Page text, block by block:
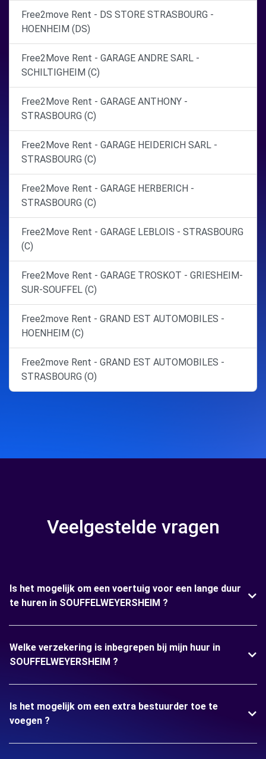
Free2move Rent - DS STORE STRASBOURG -
HOENHEIM (DS)
Free2Move Rent - GARAGE ANDRE SARL -
SCHILTIGHEIM (C)
Free2Move Rent - GARAGE ANTHONY -
STRASBOURG (C)
Free2Move Rent - GARAGE HEIDERICH SARL -
STRASBOURG (C)
Free2Move Rent - GARAGE HERBERICH -
STRASBOURG (C)
Free2Move Rent - GARAGE LEBLOIS - STRASBOURG
(C)
Free2Move Rent - GARAGE TROSKOT - GRIESHEIM-
SUR-SOUFFEL (C)
Free2move Rent - GRAND EST AUTOMOBILES -
HOENHEIM (C)
Free2move Rent - GRAND EST AUTOMOBILES -
STRASBOURG (O)
Veelgestelde vragen
Is het mogelijk om een voertuig voor een lange duur
te huren in SOUFFELWEYERSHEIM ?
Welke verzekering is inbegrepen bij mijn huur in
SOUFFELWEYERSHEIM ?
Is het mogelijk om een extra bestuurder toe te
voegen ?